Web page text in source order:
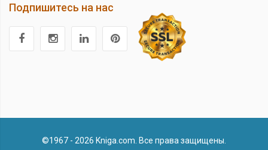
Подпишитесь на нас
©1967 - 2026 Kniga.com. Все права защищены.